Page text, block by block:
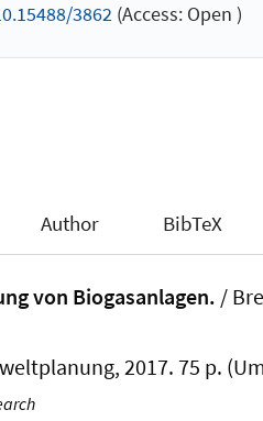
3862(Access: Open )
Author BibTeX
von Biogasanlagen. /
2017. 75 p.